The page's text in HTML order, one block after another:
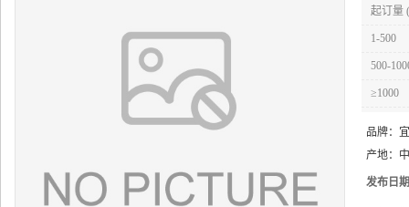
起订量
1-500
500-
≥1000
品牌：
产地：
发布日